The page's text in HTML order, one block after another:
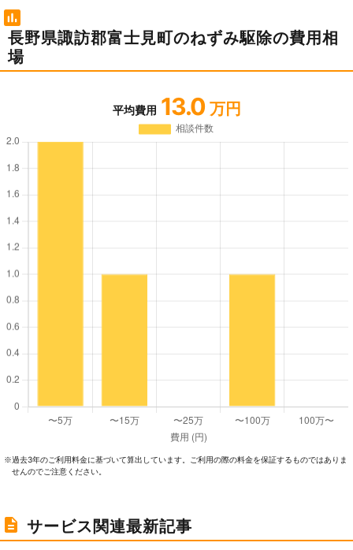
長野県諏訪郡富士見町のねずみ駆除の費用相
場
平均費用 13.0 万円
※過去3年のご利⽤料⾦に基づいて算出しています。ご利⽤の際の料⾦を保証するものではありま
せんのでご注意ください。
サービス関連最新記事